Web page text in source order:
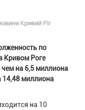
Кривий Ріг
по
Кривом Роге
чем на 6,5 миллиона
14,48 миллиона
на 10